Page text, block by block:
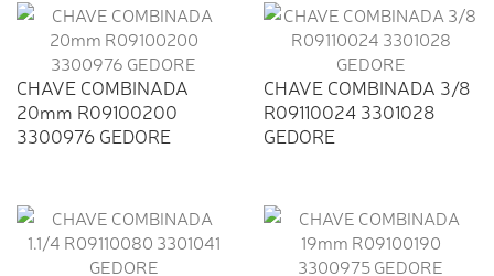
CHAVE COMBINADA
20mm R09100200
3300976 GEDORE
CHAVE COMBINADA 3/8
R09110024 3301028
GEDORE